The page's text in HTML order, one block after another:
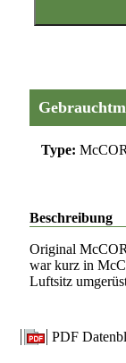
Type:
Beschreibung
Original
war kurz in
Luftsitz
PDF